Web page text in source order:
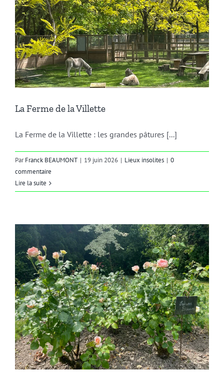
La Ferme de la Villette
La Ferme de la Villette : les grandes pâtures [...]
ParFranck BEAUMONT | 19 juin 2026 | Lieux insolites | 0
commentaire
Lire la suite